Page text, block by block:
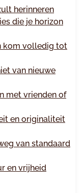
herinneren
die je horizon
kom volledig tot
van nieuwe
met vrienden of
en originaliteit
van standaard
en vrijheid